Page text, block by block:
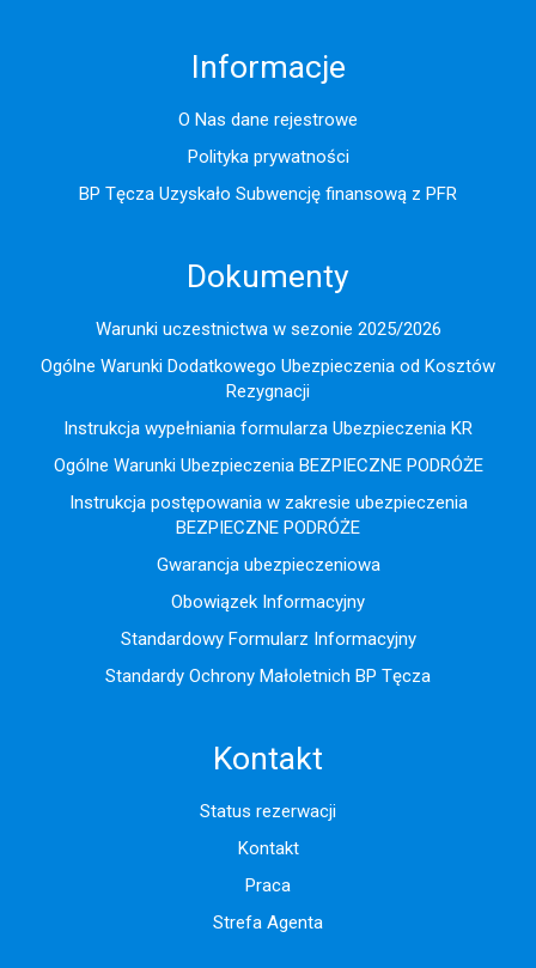
Informacje
O Nas dane rejestrowe
Polityka prywatności
BP Tęcza Uzyskało Subwencję finansową z PFR
Dokumenty
Warunki uczestnictwa w sezonie 2025/2026
Ogólne Warunki Dodatkowego Ubezpieczenia od Kosztów
Rezygnacji
Instrukcja wypełniania formularza Ubezpieczenia KR
Ogólne Warunki Ubezpieczenia BEZPIECZNE PODRÓŻE
Instrukcja postępowania w zakresie ubezpieczenia
BEZPIECZNE PODRÓŻE
Gwarancja ubezpieczeniowa
Obowiązek Informacyjny
Standardowy Formularz Informacyjny
Standardy Ochrony Małoletnich BP Tęcza
Kontakt
Status rezerwacji
Kontakt
Praca
Strefa Agenta